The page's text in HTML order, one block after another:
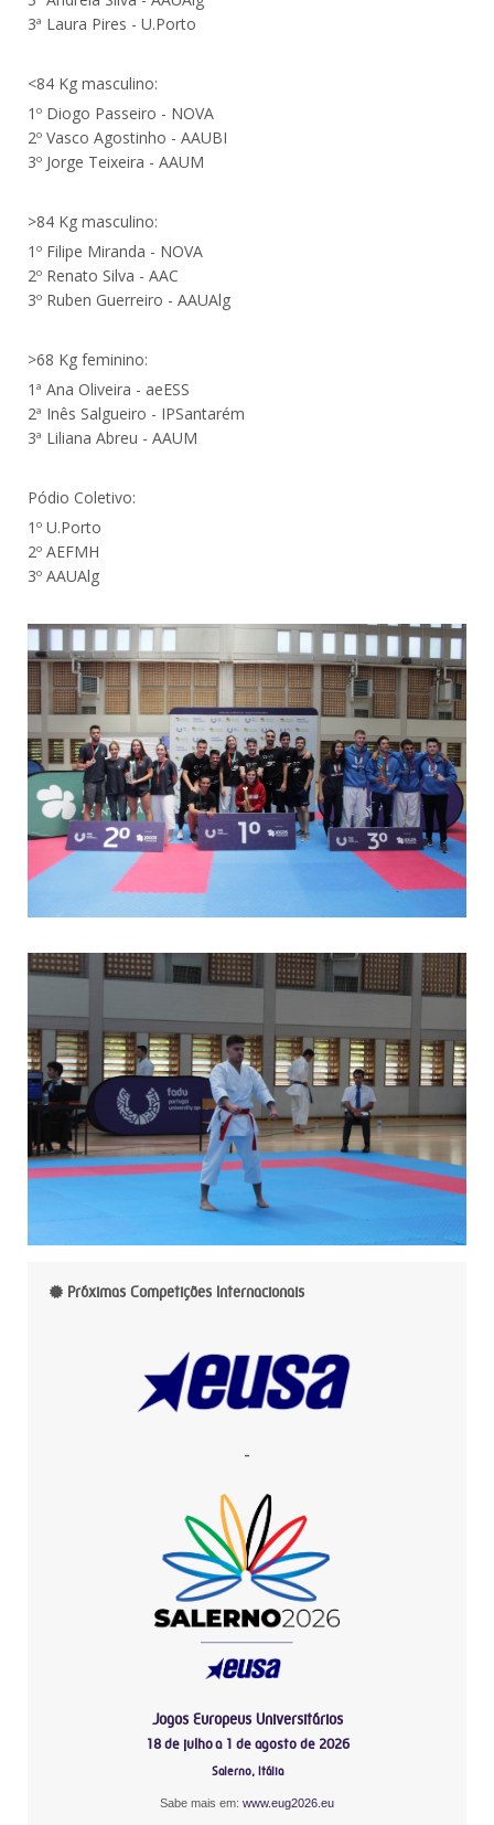
3ª Laura Pires - U.Porto
<84 Kg masculino:
1º Diogo Passeiro - NOVA
2º Vasco Agostinho - AAUBI
3º Jorge Teixeira - AAUM
>84 Kg masculino:
1º Filipe Miranda - NOVA
2º Renato Silva - AAC
3º Ruben Guerreiro - AAUAlg
>68 Kg feminino:
1ª Ana Oliveira - aeESS
2ª Inês Salgueiro - IPSantarém
3ª Liliana Abreu - AAUM
Pódio Coletivo:
1º U.Porto
2º AEFMH
3º AAUAlg
Próximas Competições Internacionais
-
Jogos Europeus Universitários
18 de julho a 1 de agosto de 2026
Salerno, Itália
Sabe mais em: www.eug2026.eu